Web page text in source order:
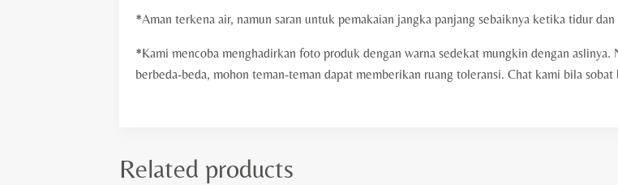
*Aman terkena air, namun saran untuk pemakaian jangka panjang sebaiknya ketika tidur
*Kami mencoba menghadirkan foto produk dengan warna sedekat mungkin dengan aslinya.
berbeda-beda, mohon teman-teman dapat memberikan ruang toleransi. Chat kami bila sobat
Related products